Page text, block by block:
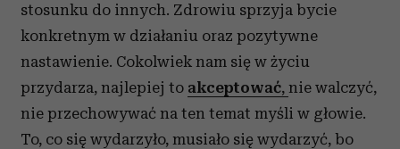
stosunku do innych. Zdrowiu sprzyja bycie
konkretnym w działaniu oraz pozytywne
nastawienie. Cokolwiek nam się w życiu
przydarza, najlepiej to akceptować, nie walczyć,
nie przechowywać na ten temat myśli w głowie.
To, co się wydarzyło, musiało się wydarzyć, bo